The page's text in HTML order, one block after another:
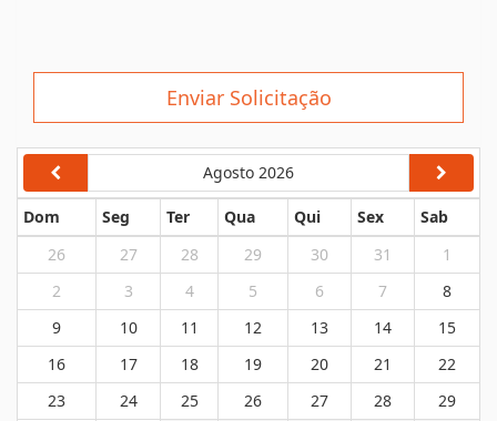
Enviar Solicitação
Agosto 2026
Dom Seg Ter Qua Qui Sex
Sab
26
27 28 29 30 31
1
2
3 4 5 6 7
8
9
10 11 12 13 14
15
16
17 18 19 20 21
22
23
24 25 26 27 28
29